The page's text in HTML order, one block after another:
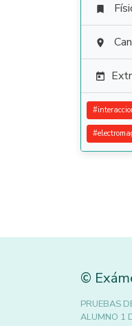



#
#
©
PRUEBAS
ALUMNO 1